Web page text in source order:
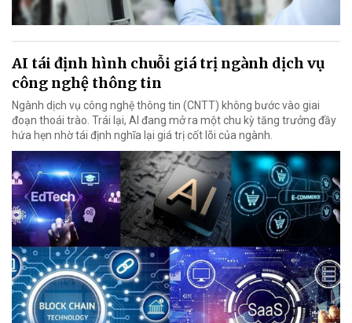
AI tái định hình chuỗi giá trị ngành dịch vụ
công nghệ thông tin
Ngành dịch vụ công nghệ thông tin (CNTT) không bước vào giai
đoạn thoái trào. Trái lại, AI đang mở ra một chu kỳ tăng trưởng đầy
hứa hẹn nhờ tái định nghĩa lại giá trị cốt lõi của ngành.